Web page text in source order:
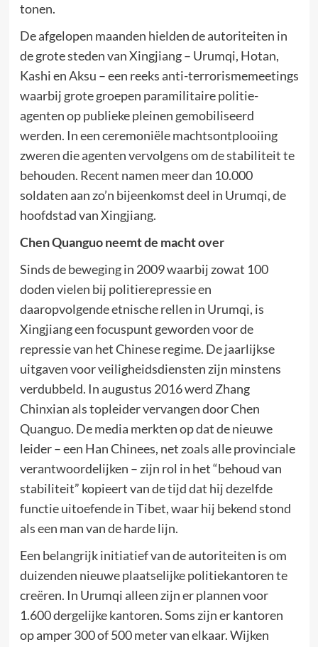
tonen.
De afgelopen maanden hielden de autoriteiten in
de grote steden van Xingjiang – Urumqi, Hotan,
Kashi en Aksu – een reeks anti-terrorismemeetings
waarbij grote groepen paramilitaire politie-
agenten op publieke pleinen gemobiliseerd
werden. In een ceremoniële machtsontplooiing
zweren die agenten vervolgens om de stabiliteit te
behouden. Recent namen meer dan 10.000
soldaten aan zo’n bijeenkomst deel in Urumqi, de
hoofdstad van Xingjiang.
Chen Quanguo neemt de macht over
Sinds de beweging in 2009 waarbij zowat 100
doden vielen bij politierepressie en
daaropvolgende etnische rellen in Urumqi, is
Xingjiang een focuspunt geworden voor de
repressie van het Chinese regime. De jaarlijkse
uitgaven voor veiligheidsdiensten zijn minstens
verdubbeld. In augustus 2016 werd Zhang
Chinxian als topleider vervangen door Chen
Quanguo. De media merkten op dat de nieuwe
leider – een Han Chinees, net zoals alle provinciale
verantwoordelijken – zijn rol in het “behoud van
stabiliteit” kopieert van de tijd dat hij dezelfde
functie uitoefende in Tibet, waar hij bekend stond
als een man van de harde lijn.
Een belangrijk initiatief van de autoriteiten is om
duizenden nieuwe plaatselijke politiekantoren te
creëren. In Urumqi alleen zijn er plannen voor
1.600 dergelijke kantoren. Soms zijn er kantoren
op amper 300 of 500 meter van elkaar. Wijken